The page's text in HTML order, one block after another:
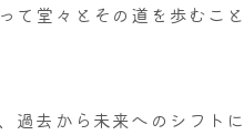
て堂々とその道を歩むこと
過去から未来へのシフトに